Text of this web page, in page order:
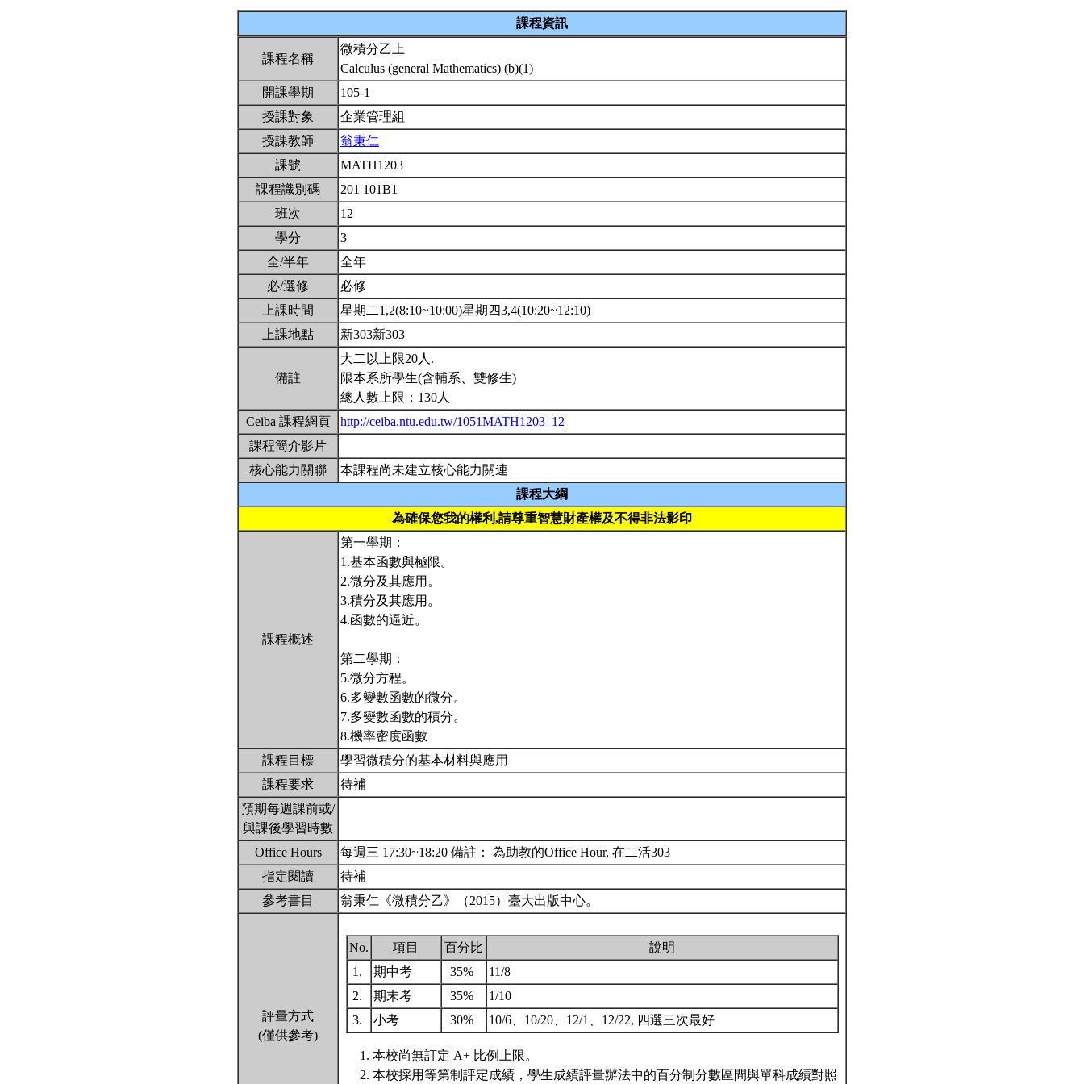
課程資訊
課程名稱
微積分乙上
Calculus (general Mathematics) (b)(1)
開課學期
105-1
授課對象
企業管理組
授課教師
翁秉仁
課號
MATH1203
課程識別碼
201 101B1
班次
12
學分
3
全/半年
全年
必/選修
必修
上課時間
星期二1,2(8:10~10:00)星期四3,4(10:20~12:10)
上課地點
新303新303
備註
大二以上限20人.
限本系所學生(含輔系、雙修生)
總人數上限：130人
Ceiba 課程網頁
http://ceiba.ntu.edu.tw/1051MATH1203_12
課程簡介影片
核心能力關聯
本課程尚未建立核心能力關連
課程大綱
為確保您我的權利,請尊重智慧財產權及不得非法影印
課程概述
第一學期：
1.基本函數與極限。
2.微分及其應用。
3.積分及其應用。
4.函數的逼近。
第二學期：
5.微分方程。
6.多變數函數的微分。
7.多變數函數的積分。
8.機率密度函數
課程目標
學習微積分的基本材料與應用
課程要求
待補
預期每週課前或/
與課後學習時數
Office Hours
每週三 17:30~18:20 備註： 為助教的Office Hour, 在二活303
指定閱讀
待補
參考書目
翁秉仁《微積分乙》（2015）臺大出版中心。
評量方式
(僅供參考)
No. 項目 百分比
說明
1.
期中考 35%
11/8
2.
期末考 35%
1/10
3.
小考 30% 10/6、10/20、12/1、12/22, 四選三次最好
本校尚無訂定 A+ 比例上限。
本校採用等第制評定成績，學生成績評量辦法中的百分制分數區間與單科成績對照